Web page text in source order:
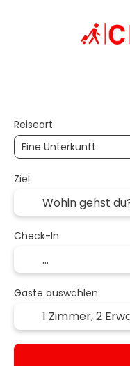
Reiseart
Ziel
Check-In
Gäste auswählen:
1 Zimmer,2